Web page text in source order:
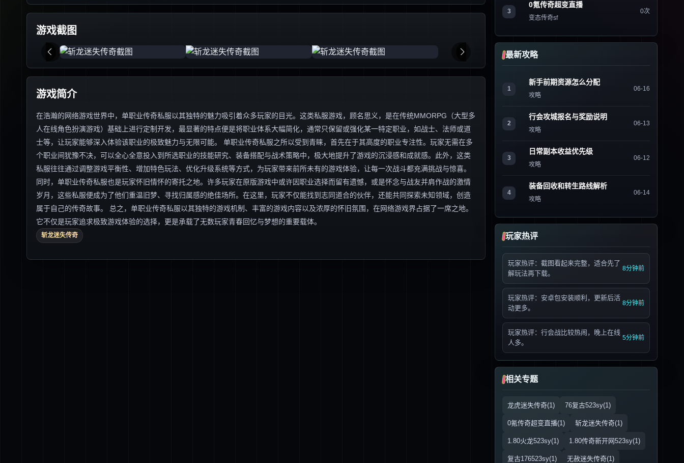
游戏截图
游戏简介
在浩瀚的网络游戏世界中，单职业传奇私服以其独特的魅力吸引着众多玩家的目光。这类私服游戏，顾名思义，是在传统MMORPG（大型多
人在线角色扮演游戏）基础上进行定制开发，最显著的特点便是将职业体系大幅简化，通常只保留或强化某一特定职业，如战士、法师或道
士等，让玩家能够深入体验该职业的极致魅力与无限可能。 单职业传奇私服之所以受到青睐，首先在于其高度的职业专注性。玩家无需在多
个职业间犹豫不决，可以全心全意投入到所选职业的技能研究、装备搭配与战术策略中，极大地提升了游戏的沉浸感和成就感。此外，这类
私服往往通过调整游戏平衡性、增加特色玩法、优化升级系统等方式，为玩家带来前所未有的游戏体验，让每一次战斗都充满挑战与惊喜。
同时，单职业传奇私服也是玩家怀旧情怀的寄托之地。许多玩家在原版游戏中或许因职业选择而留有遗憾，或是怀念与战友并肩作战的激情
岁月，这些私服便成为了他们重温旧梦、寻找归属感的绝佳场所。在这里，玩家不仅能找到志同道合的伙伴，还能共同探索未知领域，创造
属于自己的传奇故事。 总之，单职业传奇私服以其独特的游戏机制、丰富的游戏内容以及浓厚的怀旧氛围，在网络游戏界占据了一席之地。
它不仅是玩家追求极致游戏体验的选择，更是承载了无数玩家青春回忆与梦想的重要载体。
斩龙迷失传奇
3
0氪传奇超变直播
变态传奇sf
0次
最新攻略
1
新手前期资源怎么分配
攻略
06-16
2
行会攻城报名与奖励说明
攻略
06-13
3
日常副本收益优先级
攻略
06-12
4
装备回收和转生路线解析
攻略
06-14
玩家热评
玩家热评：截图看起来完整，适合先了
解玩法再下载。
8分钟前
玩家热评：安卓包安装顺利，更新后活
动更多。
8分钟前
玩家热评：行会战比较热闹，晚上在线
人多。
5分钟前
相关专题
龙虎迷失传奇(1) 76复古523sy(1)
0氪传奇超变直播(1) 斩龙迷失传奇(1)
1.80火龙523sy(1) 1.80传奇新开网523sy(1)
复古176523sy(1) 无赦迷失传奇(1)